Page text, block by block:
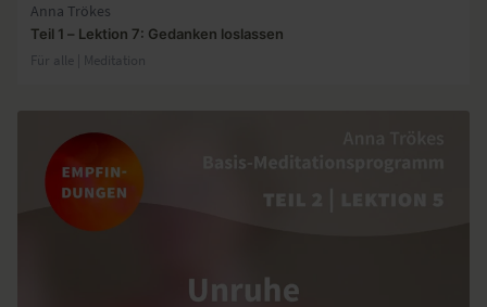
Anna Trökes
Teil 1 – Lektion 7: Gedanken loslassen
Für alle | Meditation